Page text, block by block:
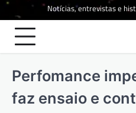
Notícias, entrevistas e
Perfomance
faz ensaio e